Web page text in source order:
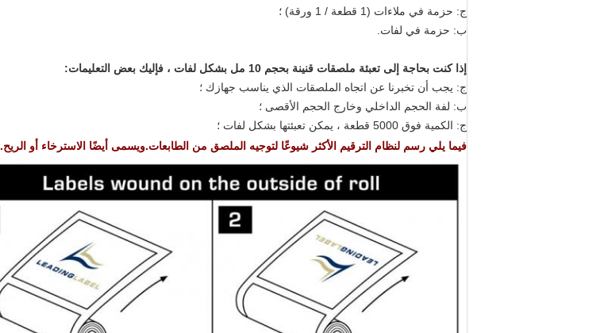
ج: حزمة في ملاءات (1 قطعة / 1 ورقة) ؛
ب: حزمة في لفات.
إذا كنت بحاجة إلى تعبئة ملصقات قنينة بحجم 10 مل بشكل لفات ، فإليك بعض التعليمات:
ج: يجب أن تخبرنا عن اتجاه الملصقات الذي يناسب جهازك ؛
ب: لفة الحجم الداخلي وخارج الحجم الأقصى ؛
ج: الكمية فوق 5000 قطعة ، يمكن تعبئتها بشكل لفات ؛
فيما يلي رسم لنظام الترقيم الأكثر شيوعًا لتوجيه الملصق من الطابعات.ويسمى أيضًا الاسترخاء أو الريح.